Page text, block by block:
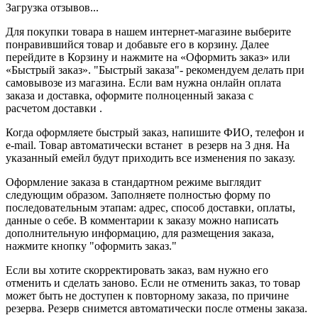
Загрузка отзывов...
Для покупки товара в нашем интернет-магазине выберите
понравившийся товар и добавьте его в корзину. Далее
перейдите в Корзину и нажмите на «Оформить заказ» или
«Быстрый заказ». "Быстрый заказа"- рекомендуем делать при
самовывозе из магазина. Если вам нужна онлайн оплата
заказа и доставка, оформите полноценный заказа с
расчетом доставки .
Когда оформляете быстрый заказ, напишите ФИО, телефон и
e-mail. Товар автоматически встанет в резерв на 3 дня. На
указанный емейл будут приходить все изменения по заказу.
Оформление заказа в стандартном режиме выглядит
следующим образом. Заполняете полностью форму по
последовательным этапам: адрес, способ доставки, оплаты,
данные о себе. В комментарии к заказу можно написать
дополнительную информацию, для размещения заказа,
нажмите кнопку "оформить заказ."
Если вы хотите скорректировать заказ, вам нужно его
отменить и сделать заново. Если не отменить заказ, то товар
может быть не доступен к повторному заказа, по причине
резерва. Резерв снимется автоматически после отмены заказа.